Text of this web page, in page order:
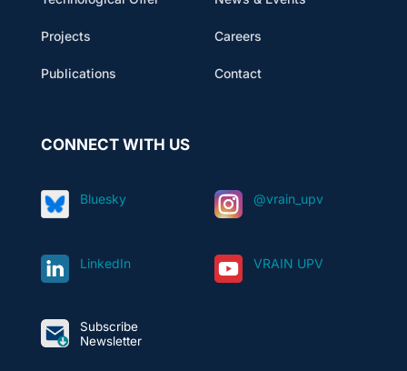
Projects
Publications
Careers
Contact
CONNECT WITH US
Bluesky @vrain_upv
LinkedIn VRAIN UPV
Subscribe
Newsletter